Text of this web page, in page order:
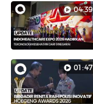
04:39
01:47